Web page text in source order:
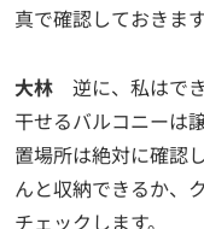
真で確認しておきます
大林 逆に、私はで
干せるバルコニーは
置場所は絶対に確認
んと収納できるか、
チェックします。